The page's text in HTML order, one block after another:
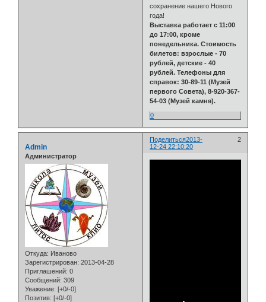
сохранение нашего Нового
года!
Выставка работает с 11:00
до 17:00, кроме
понедельника. Стоимость
билетов: взрослые - 70
рублей, детские - 40
рублей. Телефоны для
справок: 30-89-11 (Музей
первого Совета), 8-920-367-
54-03 (Музей камня).
0
Поделиться 2
2013-
12-24 22:10:20
Admin
Администратор
Откуда: Иваново
Зарегистрирован: 2013-04-28
Приглашений: 0
Сообщений: 309
Уважение: [+0/-0]
Позитив: [+0/-0]